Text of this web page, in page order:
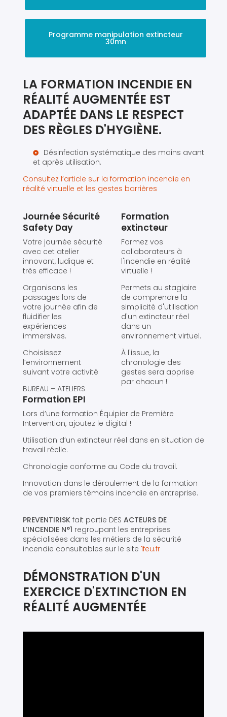
Programme manipulation extincteur
30mn
LA FORMATION INCENDIE EN
RÉALITÉ AUGMENTÉE EST
ADAPTÉE DANS LE RESPECT
DES RÈGLES D'HYGIÈNE.
Désinfection systématique des mains avant
et après utilisation.
Consultez l’article sur la formation incendie en
réalité virtuelle et les gestes barrières
Journée Sécurité
Safety Day
Votre journée sécurité
avec cet atelier
innovant, ludique et
très efficace !
Organisons les
passages lors de
votre journée afin de
fluidifier les
expériences
immersives.
Choisissez
l’environnement
suivant votre activité
BUREAU – ATELIERS
Formation
extincteur
Formez vos
collaborateurs à
l'incendie en réalité
virtuelle !
Permets au stagiaire
de comprendre la
simplicité d'utilisation
d'un extincteur réel
dans un
environnement virtuel.
À l'issue, la
chronologie des
gestes sera apprise
par chacun !
Formation EPI
Lors d’une formation Équipier de Première
Intervention, ajoutez le digital !
Utilisation d’un extincteur réel dans en situation de
travail réelle.
Chronologie conforme au Code du travail.
Innovation dans le déroulement de la formation
de vos premiers témoins incendie en entreprise.
PREVENTIRISK fait partie DES ACTEURS DE
L’INCENDIE N°1 regroupant les entreprises
spécialisées dans les métiers de la sécurité
incendie consultables sur le site 1feu.fr
DÉMONSTRATION D'UN
EXERCICE D'EXTINCTION EN
RÉALITÉ AUGMENTÉE